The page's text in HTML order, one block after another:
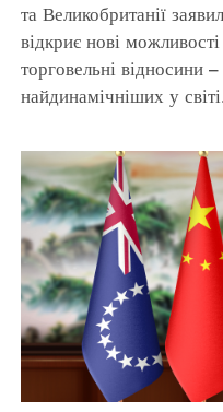
та Великобританії
відкриє нові
торговельні відносини
найдинамічніших у